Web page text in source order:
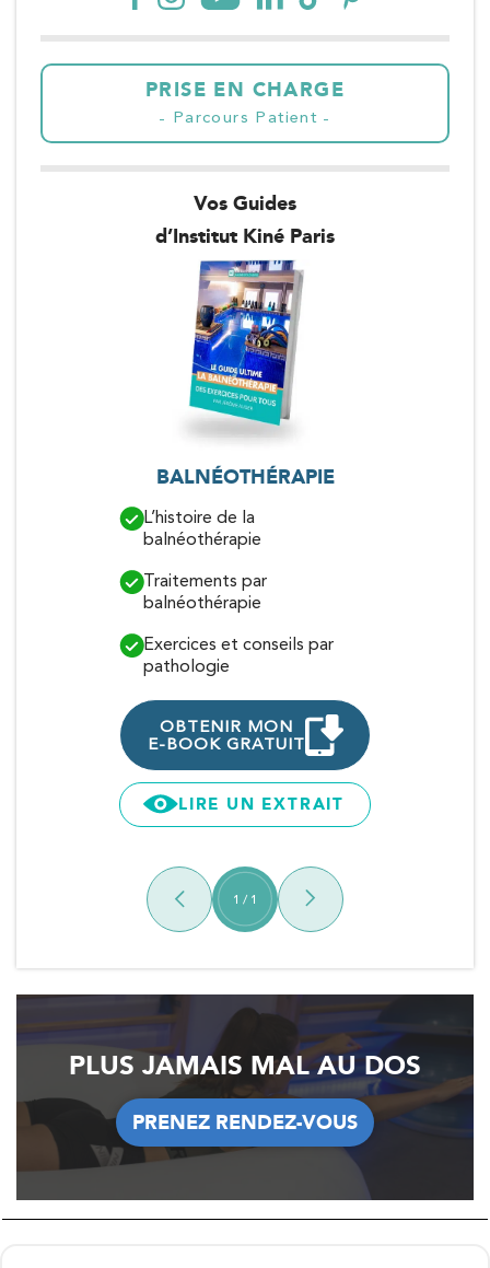
PRISE EN CHARGE
Parcours Patient
Vos Guides
d’Institut Kiné Paris
BALNÉOTHÉRAPIE
L’histoire de la
balnéothérapie
Traitements par
balnéothérapie
Exercices et conseils par
pathologie
OBTENIR MON
E-BOOK GRATUIT
LIRE UN EXTRAIT
1 / 1
PLUS JAMAIS MAL AU DOS
PRENEZ RENDEZ-VOUS
PRENEZ RENDEZ-VOUS